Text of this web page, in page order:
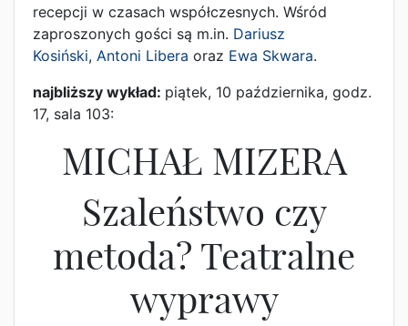
recepcji w czasach współczesnych. Wśród
zaproszonych gości są m.in. Dariusz
Kosiński, Antoni Libera oraz Ewa Skwara.
najbliższy wykład: piątek, 10 października, godz.
17, sala 103:
MICHAŁ MIZERA
Szaleństwo czy
metoda? Teatralne
wyprawy